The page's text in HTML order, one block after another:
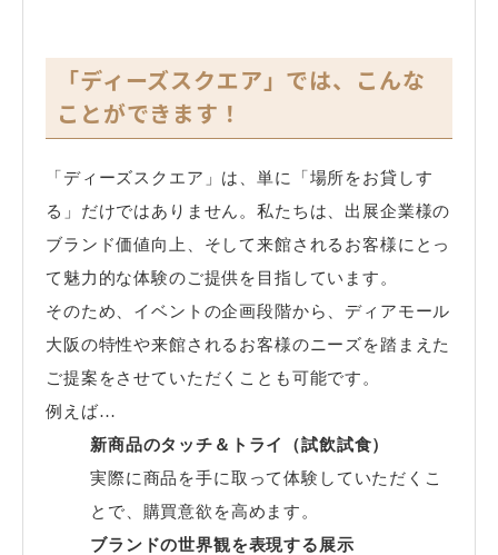
「ディーズスクエア」では、こんな
ことができます！
「ディーズスクエア」は、単に「場所をお貸しす
る」だけではありません。私たちは、出展企業様の
ブランド価値向上、そして来館されるお客様にとっ
て魅力的な体験のご提供を目指しています。
そのため、イベントの企画段階から、ディアモール
大阪の特性や来館されるお客様のニーズを踏まえた
ご提案をさせていただくことも可能です。
例えば…
新商品のタッチ＆トライ（試飲試食）
実際に商品を手に取って体験していただくこ
とで、購買意欲を高めます。
ブランドの世界観を表現する展示